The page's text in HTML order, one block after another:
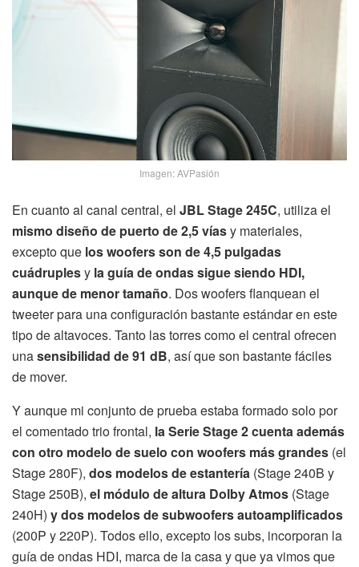
Imagen: AVPasión
En cuanto al canal central, el JBL Stage 245C, utiliza el
mismo diseño de puerto de 2,5 víasy materiales,
excepto que los woofers son de 4,5 pulgadas
cuádruplesy la guía de ondas sigue siendo HDI,
aunque de menor tamaño. Dos woofers flanquean el
tweeter para una configuración bastante estándar en este
tipo de altavoces. Tanto las torres como el central ofrecen
unasensibilidad de 91 dB, así que son bastante fáciles
de mover.
Y aunque mi conjunto de prueba estaba formado solo por
el comentado trio frontal, la Serie Stage 2 cuenta además
con otro modelo de suelo con woofers más grandes (el
Stage 280F), dos modelos de estantería (Stage 240B y
Stage 250B), el módulo de altura Dolby Atmos (Stage
240H) y dos modelos de subwoofers autoamplificados
(200P y 220P). Todos ello, excepto los subs, incorporan la
guía de ondas HDI, marca de la casa y que ya vimos que